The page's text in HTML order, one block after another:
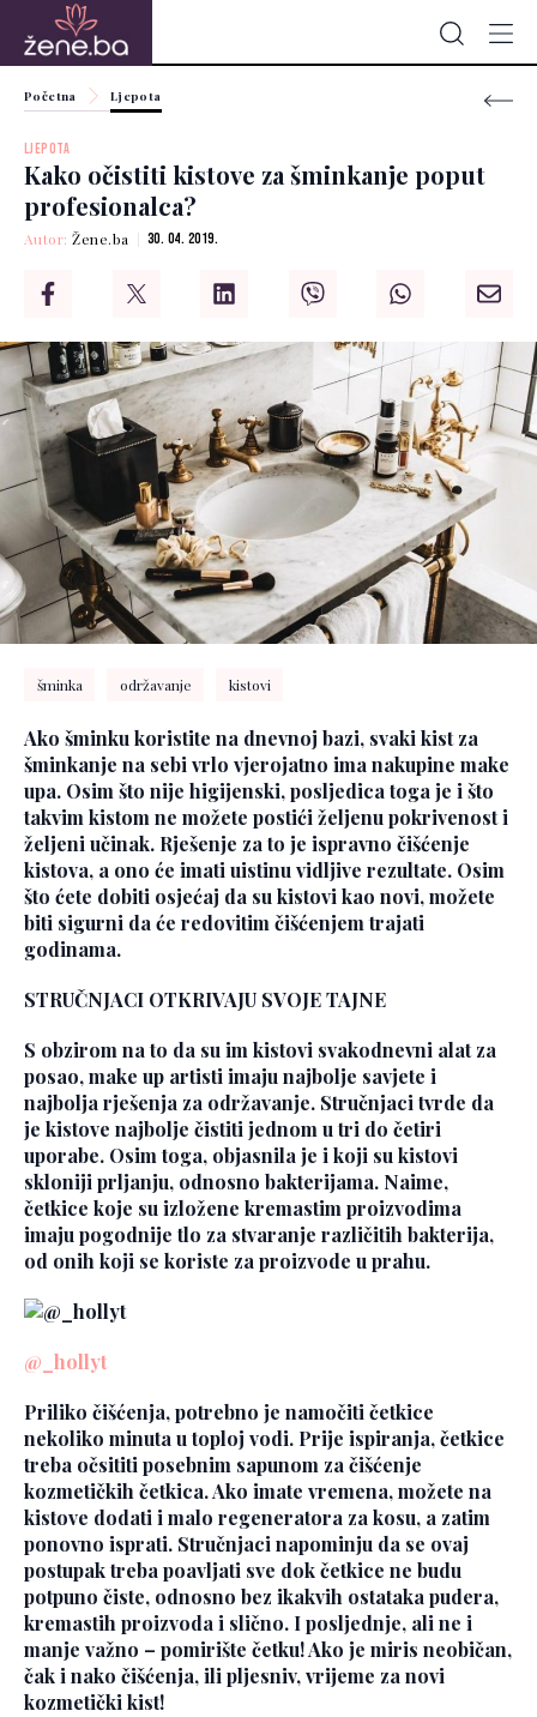
Početna Ljepota
LJEPOTA
Kako očistiti kistove za šminkanje poput
profesionalca?
Autor:Žene.ba 30. 04. 2019.
šminka održavanje kistovi
Ako šminku koristite na dnevnoj bazi, svaki kist za
šminkanje na sebi vrlo vjerojatno ima nakupine make
upa. Osim što nije higijenski, posljedica toga je i što
takvim kistom ne možete postići željenu pokrivenost i
željeni učinak. Rješenje za to je ispravno čišćenje
kistova, a ono će imati uistinu vidljive rezultate. Osim
što ćete dobiti osjećaj da su kistovi kao novi, možete
biti sigurni da će redovitim čišćenjem trajati
godinama.
STRUČNJACI OTKRIVAJU SVOJE TAJNE
S obzirom na to da su im kistovi svakodnevni alat za
posao, make up artisti imaju najbolje savjete i
najbolja rješenja za održavanje. Stručnjaci tvrde da
je kistove najbolje čistiti jednom u tri do četiri
uporabe. Osim toga, objasnila je i koji su kistovi
skloniji prljanju, odnosno bakterijama. Naime,
četkice koje su izložene kremastim proizvodima
imaju pogodnije tlo za stvaranje različitih bakterija,
od onih koji se koriste za proizvode u prahu.
@_hollyt
Priliko čišćenja, potrebno je namočiti četkice
nekoliko minuta u toploj vodi. Prije ispiranja, četkice
treba očsititi posebnim sapunom za čišćenje
kozmetičkih četkica. Ako imate vremena, možete na
kistove dodati i malo regeneratora za kosu, a zatim
ponovno isprati. Stručnjaci napominju da se ovaj
postupak treba poavljati sve dok četkice ne budu
potpuno čiste, odnosno bez ikakvih ostataka pudera,
kremastih proizvoda i slično. I posljednje, ali ne i
manje važno – pomirište četku! Ako je miris neobičan,
čak i nako čišćenja, ili pljesniv, vrijeme za novi
kozmetički kist!